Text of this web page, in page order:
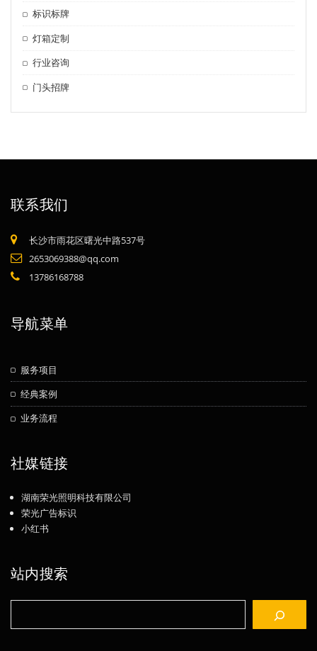
标识标牌
灯箱定制
行业咨询
门头招牌
联系我们
长沙市雨花区曙光中路537号
2653069388@qq.com
13786168788
导航菜单
服务项目
经典案例
业务流程
社媒链接
湖南荣光照明科技有限公司
荣光广告标识
小红书
站内搜索